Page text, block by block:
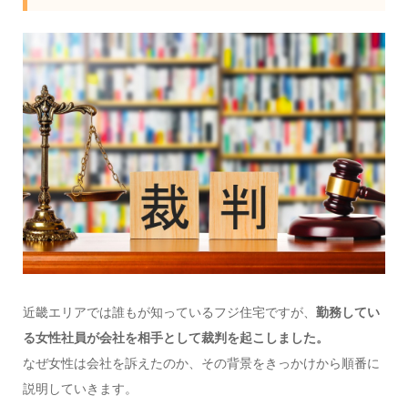
近畿エリアでは誰もが知っているフジ住宅ですが、 勤務してい
る女性社員が会社を相手として裁判を起こしました。
なぜ女性は会社を訴えたのか、その背景をきっかけから順番に
説明していきます。